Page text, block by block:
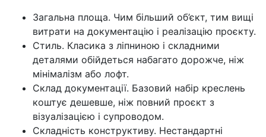
Загальна площа. Чим більший об’єкт, тим вищі
витрати на документацію і реалізацію проєкту.
Стиль. Класика з ліпниною і складними
деталями обійдеться набагато дорожче, ніж
мінімалізм або лофт.
Склад документації. Базовий набір креслень
коштує дешевше, ніж повний проєкт з
візуалізацією і супроводом.
Складність конструктиву. Нестандартні